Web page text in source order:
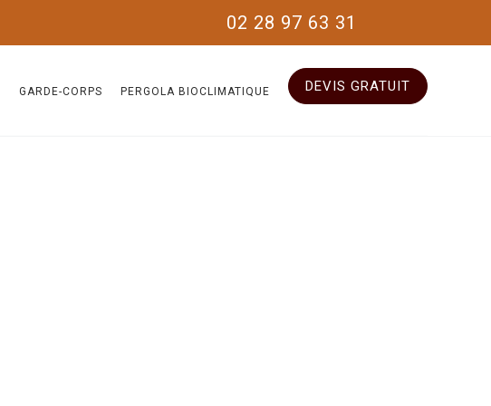
02 28 97 63 31
DEVIS GRATUIT
GARDE-CORPS PERGOLA BIOCLIMATIQUE